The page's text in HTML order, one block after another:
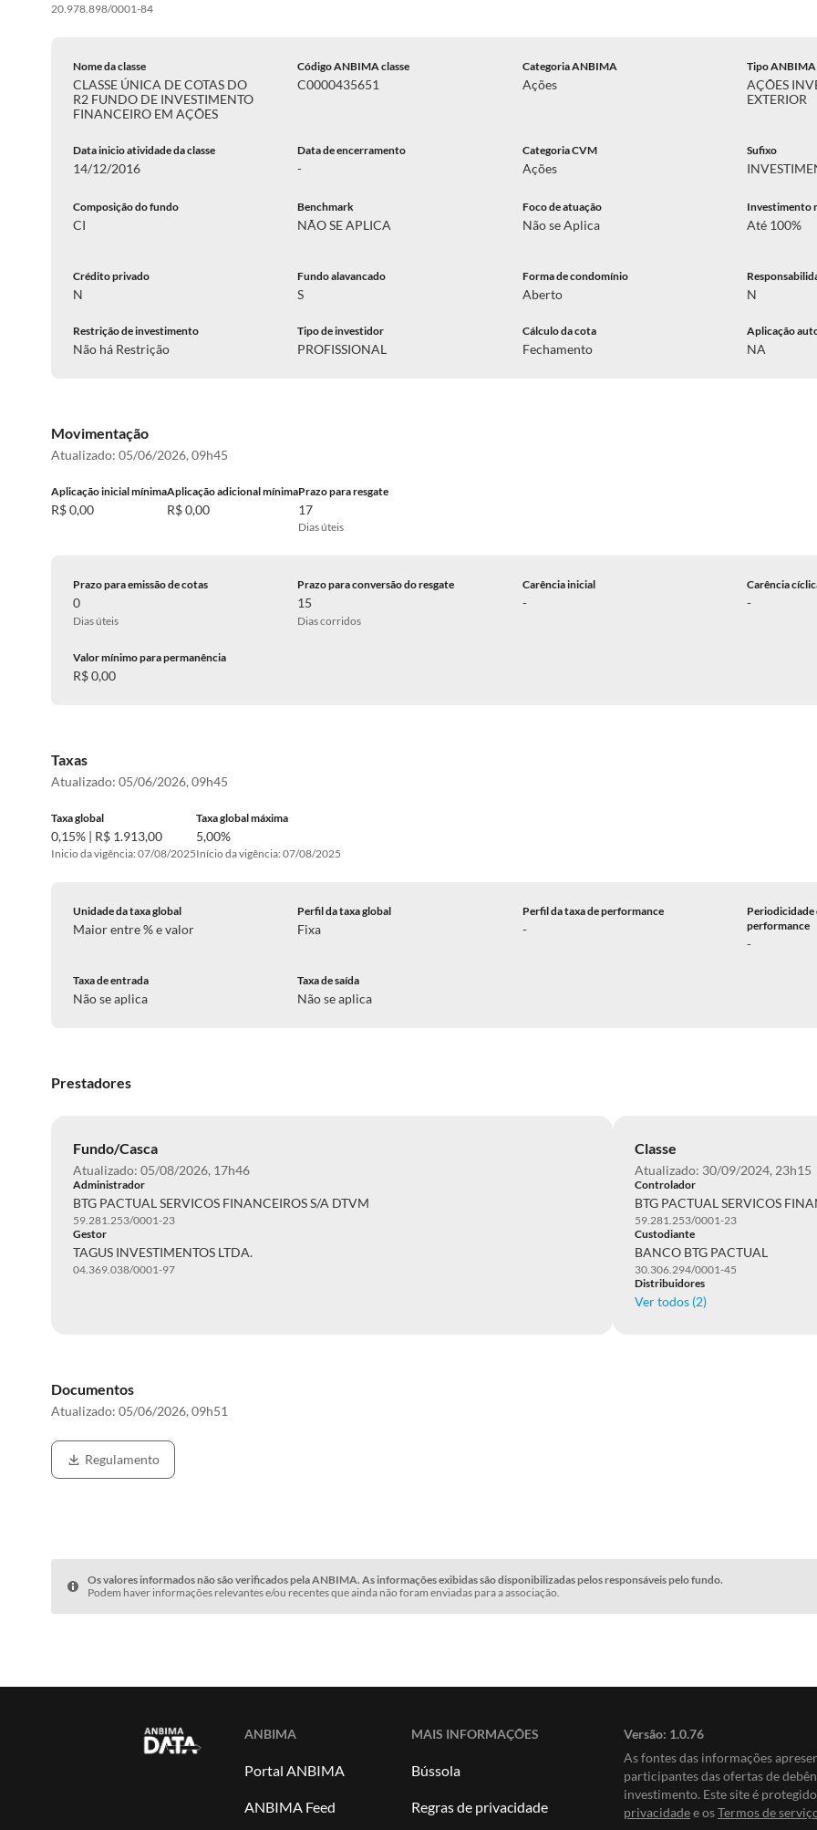
20.978.898/0001-84
Nome da classe
CLASSE ÚNICA DE COTAS DO
R2 FUNDO DE INVESTIMENTO
FINANCEIRO EM AÇÕES
Código ANBIMA classe
C0000435651
Categoria ANBIMA
Ações
Tipo ANBIMA
AÇÕES
EXTERIOR
Data inicio atividade da classe
14/12/2016
Data de encerramento
-
Categoria CVM
Ações
Sufixo
Composição do fundo
CI
Benchmark
NÃO SE APLICA
Foco de atuação
Não se Aplica
Investimento
Até 100%
Crédito privado
N
Fundo alavancado
S
Forma de condomínio
Aberto N
Restrição de investimento
Não há Restrição
Tipo de investidor
PROFISSIONAL
Cálculo da cota
Fechamento
Aplicação
NA
Movimentação
Atualizado: 05/06/2026, 09h45
Aplicação inicial mínima
R$ 0,00
Aplicação adicional mínima
R$ 0,00
Prazo para resgate
17
Dias úteis
Prazo para emissão de cotas
0
Dias úteis
Prazo para conversão do resgate
15
Dias corridos
Carência inicial
-
Carência
-
Valor mínimo para permanência
R$ 0,00
Taxas
Atualizado: 05/06/2026, 09h45
Taxa global
0,15% | R$ 1.913,00
Inicio da vigência: 07/08/2025
Taxa global máxima
5,00%
Início da vigência: 07/08/2025
Unidade da taxa global
Maior entre % e valor
Perfil da taxa global
Fixa
Perfil da taxa de performance
-
Periodicidade
performance
-
Taxa de entrada
Não se aplica
Taxa de saída
Não se aplica
Prestadores
Fundo/Casca
Atualizado: 05/08/2026, 17h46
Administrador
BTG PACTUAL SERVICOS FINANCEIROS S/A DTVM
59.281.253/0001-23
Gestor
TAGUS INVESTIMENTOS LTDA.
04.369.038/0001-97
Classe
Atualizado: 30/09/2024, 23h15
Controlador
BTG PACTUAL SERVICOS
59.281.253/0001-23
Custodiante
BANCO BTG PACTUAL
30.306.294/0001-45
Distribuidores
Ver todos (2)
Documentos
Atualizado: 05/06/2026, 09h51
Regulamento
Os valores informados não são verificados pela ANBIMA. As informações exibidas são disponibilizadas pelos responsáveis pelo fundo.
Podem haver informações relevantes e/ou recentes que ainda não foram enviadas para a associação.
ANBIMA
Portal ANBIMA
ANBIMA Feed
MAIS INFORMAÇÕES
Bússola
Regras de privacidade
Versão: 1.0.76
As fontes das informações
participantes das ofertas de
investimento. Este site é
privacidadee osTermos de